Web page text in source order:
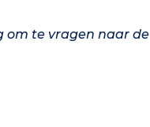
om te vragen naar de